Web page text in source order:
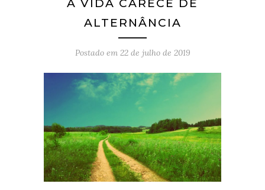
A VIDA CARECE DE
ALTERNÂNCIA
Postado em 22 de julho de 2019